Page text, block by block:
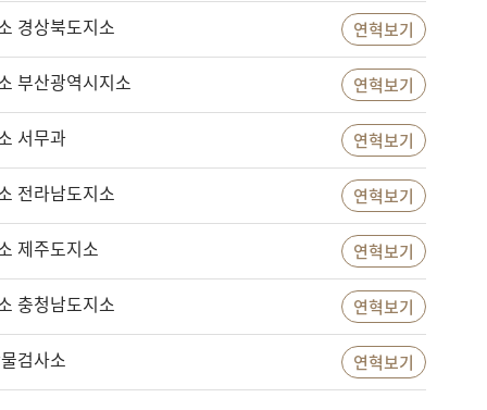
경상북도지소 연혁보기
부산광역시지소 연혁보기
서무과 연혁보기
전라남도지소 연혁보기
제주도지소 연혁보기
충청남도지소 연혁보기
검사소 연혁보기